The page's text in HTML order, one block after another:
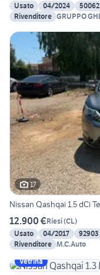
Usato
04/2024
Rivenditore GRUPPO
17
Nissan Qashqai 1.5 dCi
12.900 €Riesi(CL)
Usato
04/2017 92903
Rivenditore M.C.Auto
Vetrina